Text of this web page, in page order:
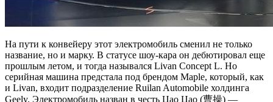
На пути к конвейеру этот электромобиль сменил не только
название, но и марку. В статусе шоу-кара он дебютировал еще
прошлым летом, и тогда назывался Livan Concept L. Но
серийная машина предстала под брендом Maple, который, как
и Livan, входит подразделение Ruilan Automobile холдинга
Geely. Электромобиль назван в честь Цао Цао (曹操) —